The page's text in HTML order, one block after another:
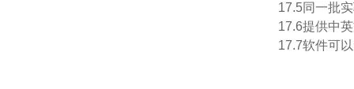
17.5同一批
17.6提供中
17.7软件可